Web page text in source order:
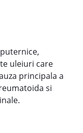
uleiuri care
principala a
si